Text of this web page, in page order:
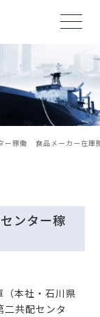
ー稼働 食品メーカー在庫
ンター稼
本社・石川県
共配センタ